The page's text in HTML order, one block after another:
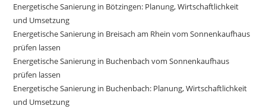
Energetische Sanierung in Bötzingen: Planung, Wirtschaftlichkeit
und Umsetzung
Energetische Sanierung in Breisach am Rhein vom Sonnenkaufhaus
prüfen lassen
Energetische Sanierung in Buchenbach vom Sonnenkaufhaus
prüfen lassen
Energetische Sanierung in Buchenbach: Planung, Wirtschaftlichkeit
und Umsetzung